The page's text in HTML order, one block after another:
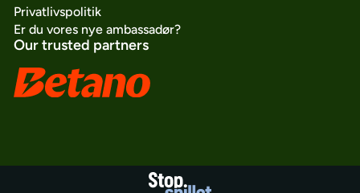
Privatlivspolitik
Er du vores nye ambassadør?
Our trusted partners